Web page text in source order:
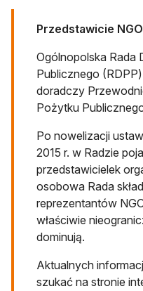
Przedstawicie NGO
Ogólnopolska Rada
Publicznego
doradczy
Pożytku
Po nowelizacji
2015 r. w Radzie
przedstawicielek
osobowa Rada
reprezentantów
właściwie
dominują.
Aktualnych
szukać na stronie